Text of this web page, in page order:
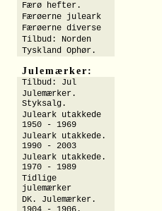
Færø hefter.
Færøerne juleark
Færøerne diverse
Tilbud: Norden
Tyskland Ophør.
Julemærker:
Tilbud: Jul
Julemærker.
Styksalg.
Juleark utakkede
1950 - 1969
Juleark utakkede.
1990 - 2003
Juleark utakkede.
1970 - 1989
Tidlige
julemærker
DK. Julemærker.